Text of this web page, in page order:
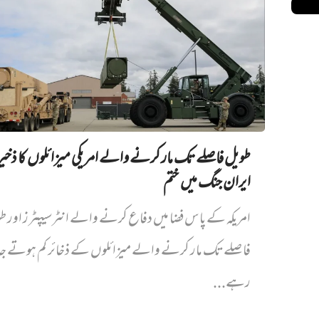
طویل فاصلے تک مار کرنے والے امریکی میزائلوں کا
ایران جنگ میں‌ ختم
امریکہ کے پاس فضا میں دفاع کرنے والے انٹرسیپٹرز اور
فاصلے تک مار کرنے والے میزائلوں کے ذخائر کم ہوتے
رہے...